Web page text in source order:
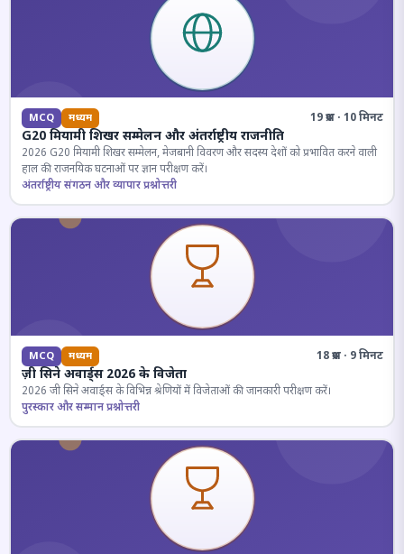
MCQ मध्यम 19 प्रश्न · 10 मिनट
G20 मियामी शिखर सम्मेलन और अंतर्राष्ट्रीय राजनीति
2026 G20 मियामी शिखर सम्मेलन, मेजबानी विवरण और सदस्य देशों को प्रभावित करने वाली
हाल की राजनयिक घटनाओं पर ज्ञान परीक्षण करें।
अंतर्राष्ट्रीय संगठन और व्यापार प्रश्नोत्तरी
MCQ मध्यम 18 प्रश्न · 9 मिनट
ज़ी सिने अवार्ड्स 2026 के विजेता
2026 जी सिने अवार्ड्स के विभिन्न श्रेणियों में विजेताओं की जानकारी परीक्षण करें।
पुरस्कार और सम्मान प्रश्नोत्तरी